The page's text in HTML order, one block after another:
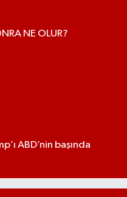
NE OLUR?
ABD’nin başında